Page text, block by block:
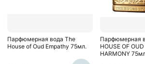
Парфюмерная вода The
House of Oud Empathy 75мл.
Парфюмерная
HOUSE OF
HARMONY